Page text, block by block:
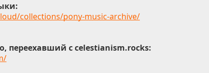
collections/pony-music-archive/
переехавший с celestianism.rocks: